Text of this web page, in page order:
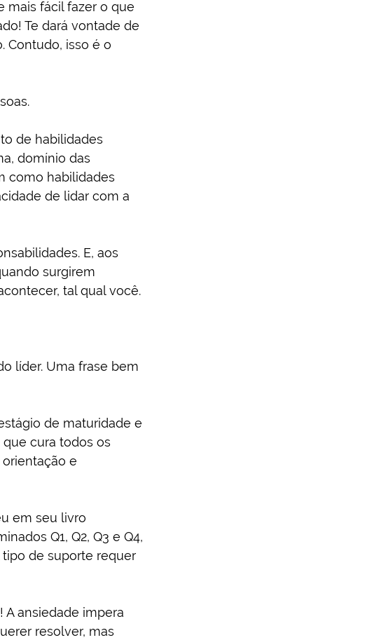
mais fácil fazer o que
Te dará vontade de
Contudo, isso é o
de habilidades
domínio das
como habilidades
de lidar com a
E, aos
surgirem
tal qual você.
líder. Uma frase bem
de maturidade e
cura todos os
e
em seu livro
Q1, Q2, Q3 e Q4,
de suporte requer
A ansiedade impera
resolver, mas